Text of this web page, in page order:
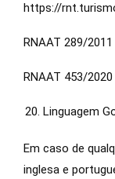
https://
RNAAT 289/2011
RNAAT 453/2020
Linguagem
Em caso de
inglesa e